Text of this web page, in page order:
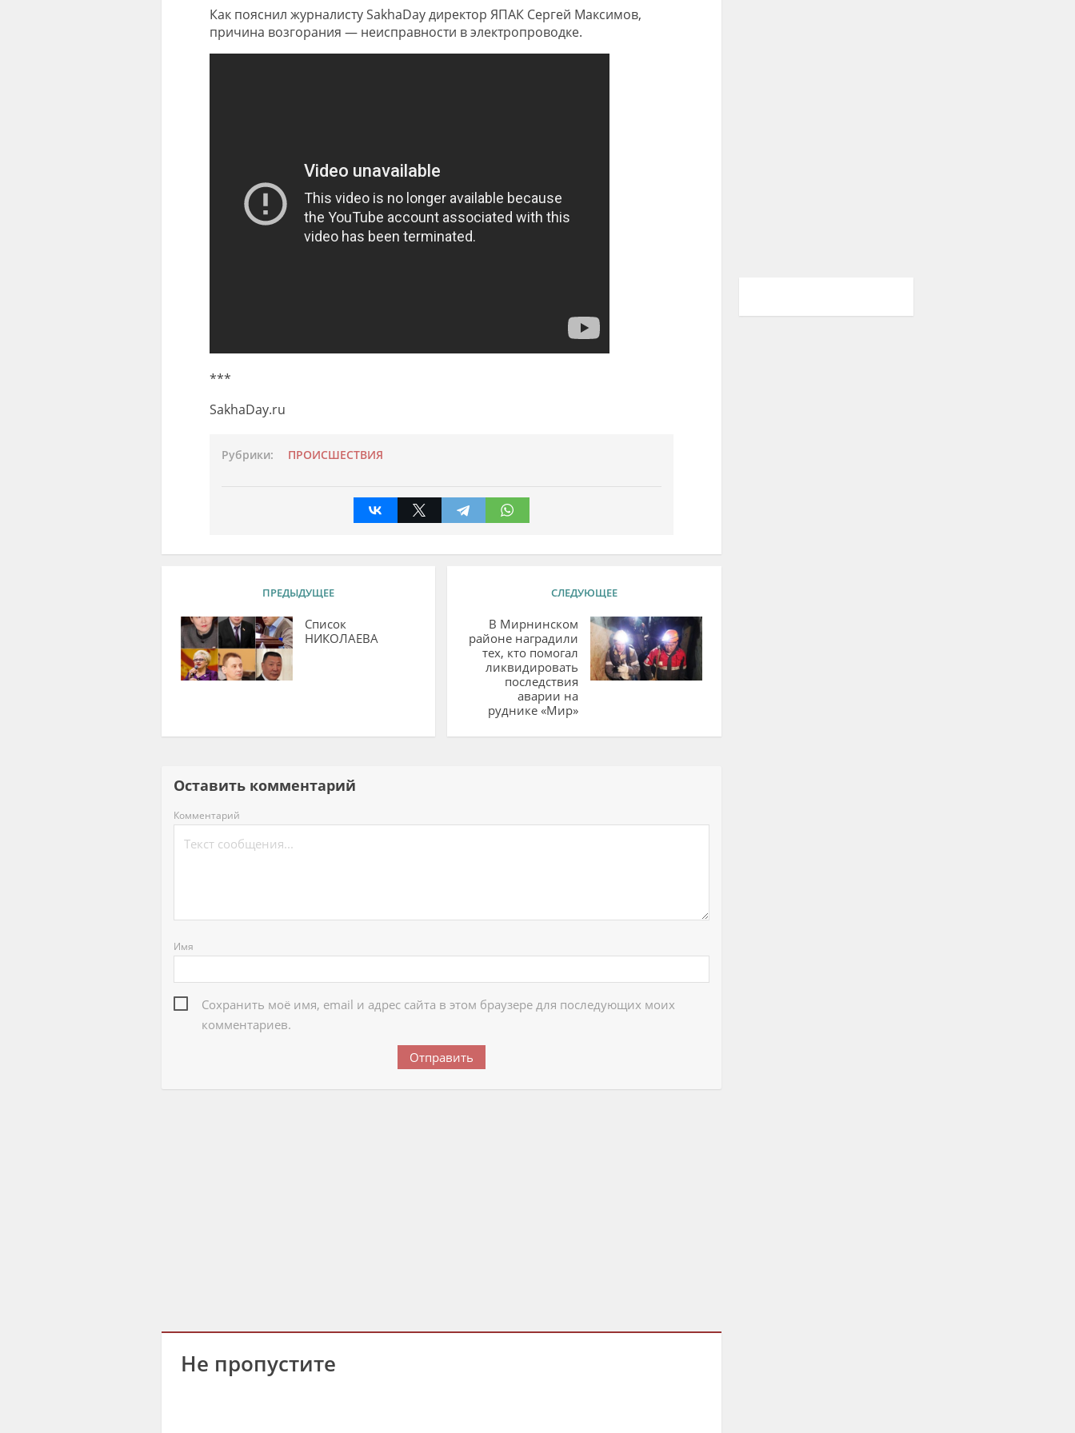
Как пояснил журналисту SakhaDay директор ЯПАК Сергей Максимов,
причина возгорания — неисправности в электропроводке.
***
SakhaDay.ru
Рубрики: ПРОИСШЕСТВИЯ
ПРЕДЫДУЩЕЕ
Список
НИКОЛАЕВА
СЛЕДУЮЩЕЕ
В Мирнинском
районе наградили
тех, кто помогал
ликвидировать
последствия
аварии на
руднике «Мир»
Оставить комментарий
Комментарий
Имя
Сохранить моё имя, email и адрес сайта в этом браузере для последующих моих
комментариев.
Не пропустите